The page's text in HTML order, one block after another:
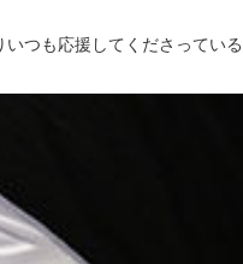
いつも応援してくださってい